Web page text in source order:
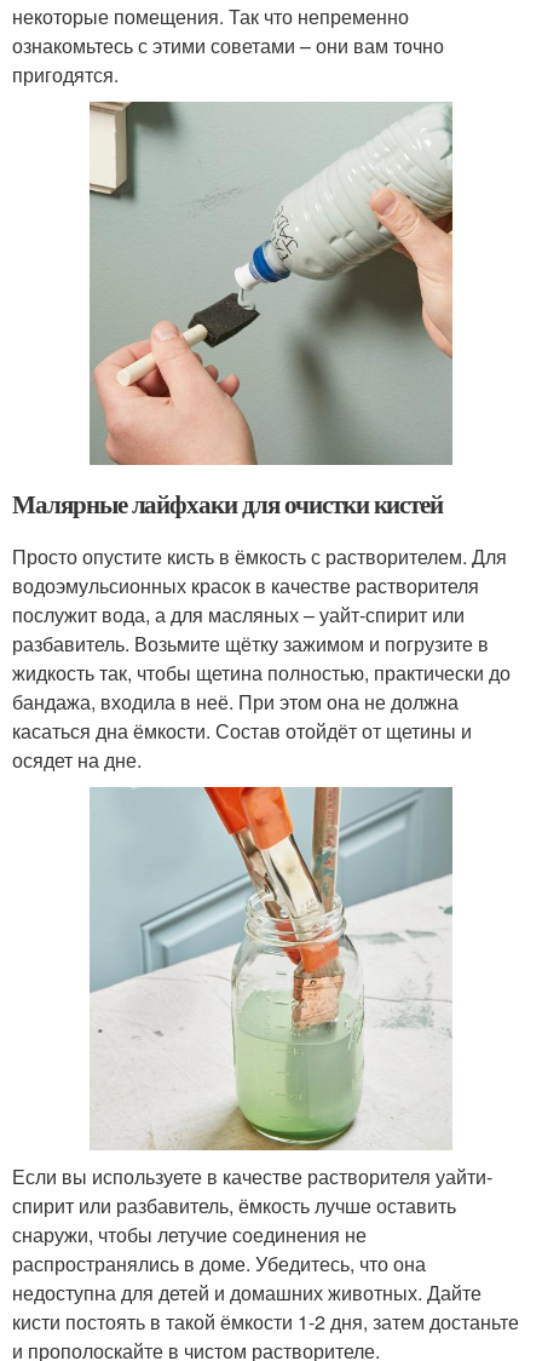
некоторые помещения. Так что непременно
ознакомьтесь с этими советами – они вам точно
пригодятся.
Малярные лайфхаки для очистки кистей
Просто опустите кисть в ёмкость с растворителем. Для
водоэмульсионных красок в качестве растворителя
послужит вода, а для масляных – уайт-спирит или
разбавитель. Возьмите щётку зажимом и погрузите в
жидкость так, чтобы щетина полностью, практически до
бандажа, входила в неё. При этом она не должна
касаться дна ёмкости. Состав отойдёт от щетины и
осядет на дне.
Если вы используете в качестве растворителя уайти-
спирит или разбавитель, ёмкость лучше оставить
снаружи, чтобы летучие соединения не
распространялись в доме. Убедитесь, что она
недоступна для детей и домашних животных. Дайте
кисти постоять в такой ёмкости 1-2 дня, затем достаньте
и прополоскайте в чистом растворителе.